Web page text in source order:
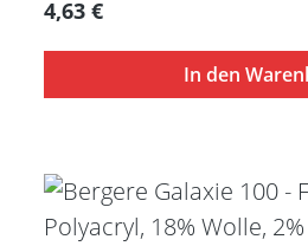
Regulärer Preis:
4,63 €
In den